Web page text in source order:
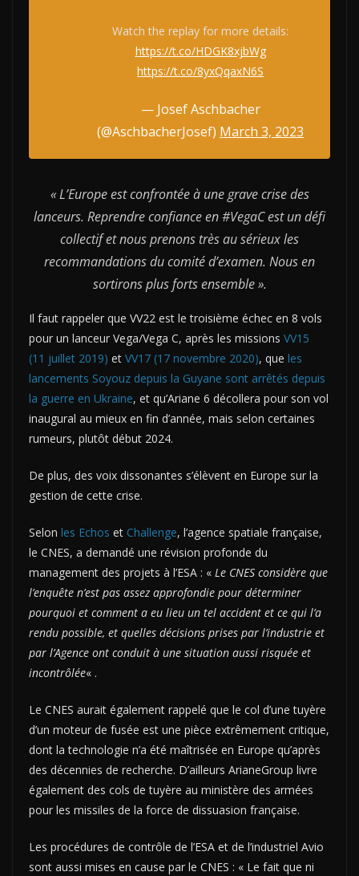
Watch the replay for more details:
https://t.co/HDGK8xjbWg
https://t.co/8yxQqaxN6S
— Josef Aschbacher
(@AschbacherJosef) March 3, 2023
« L’Europe est confrontée à une grave crise des
lanceurs. Reprendre confiance en #VegaC est un défi
collectif et nous prenons très au sérieux les
recommandations du comité d’examen. Nous en
sortirons plus forts ensemble ».
Il faut rappeler que VV22 est le troisième échec en 8 vols
pour un lanceur Vega/Vega C, après les missions VV15
(11 juillet 2019) et VV17 (17 novembre 2020), que les
lancements Soyouz depuis la Guyane sont arrêtés depuis
la guerre en Ukraine, et qu’Ariane 6 décollera pour son vol
inaugural au mieux en fin d’année, mais selon certaines
rumeurs, plutôt début 2024.
De plus, des voix dissonantes s’élèvent en Europe sur la
gestion de cette crise.
Selon les Echos et Challenge, l’agence spatiale française,
le CNES, a demandé une révision profonde du
management des projets à l’ESA : « Le CNES considère que
l’enquête n’est pas assez approfondie pour déterminer
pourquoi et comment a eu lieu un tel accident et ce qui l’a
rendu possible, et quelles décisions prises par l’industrie et
par l’Agence ont conduit à une situation aussi risquée et
incontrôlée« .
Le CNES aurait également rappelé que le col d’une tuyère
d’un moteur de fusée est une pièce extrêmement critique,
dont la technologie n’a été maîtrisée en Europe qu’après
des décennies de recherche. D’ailleurs ArianeGroup livre
également des cols de tuyère au ministère des armées
pour les missiles de la force de dissuasion française.
Les procédures de contrôle de l’ESA et de l’industriel Avio
sont aussi mises en cause par le CNES : « Le fait que ni